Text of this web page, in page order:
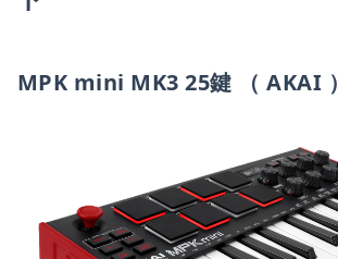
MPK mini MK3 25鍵 （ AKAI ）